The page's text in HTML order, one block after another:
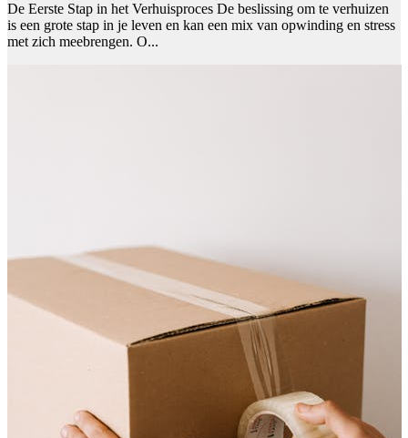
De Eerste Stap in het Verhuisproces De beslissing om te verhuizen
is een grote stap in je leven en kan een mix van opwinding en stress
met zich meebrengen. O...